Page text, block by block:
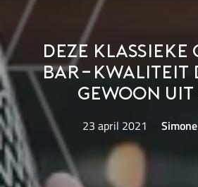
Deze klassieke
bar-kwaliteit
gewoon
23 april 2021